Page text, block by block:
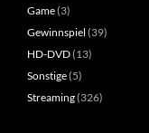
Game(3)
Gewinnspiel (39)
HD-DVD(13)
Sonstige(5)
Streaming(326)